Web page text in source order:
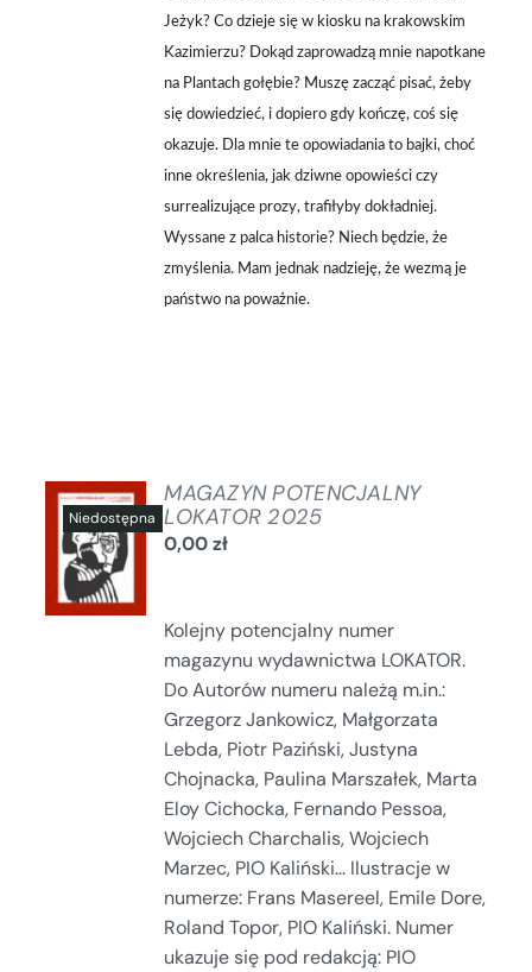
Jeżyk? Co dzieje się w kiosku na krakowskim
Kazimierzu? Dokąd zaprowadzą mnie napotkane
na Plantach gołębie? Muszę zacząć pisać, żeby
się dowiedzieć, i dopiero gdy kończę, coś się
okazuje. Dla mnie te opowiadania to bajki, choć
inne określenia, jak dziwne opowieści czy
surrealizujące prozy, trafiłyby dokładniej.
Wyssane z palca historie? Niech będzie, że
zmyślenia. Mam jednak nadzieję, że wezmą je
państwo na poważnie.
SZCZEGÓŁY
MAGAZYN POTENCJALNY
LOKATOR 2025
0,00zł
Kolejny potencjalny numer
magazynu wydawnictwa LOKATOR.
Do Autorów numeru należą m.in.:
Grzegorz Jankowicz, Małgorzata
Lebda, Piotr Paziński, Justyna
Chojnacka, Paulina Marszałek, Marta
Eloy Cichocka, Fernando Pessoa,
Wojciech Charchalis, Wojciech
Marzec, PIO Kaliński... Ilustracje w
numerze: Frans Masereel, Emile Dore,
Roland Topor, PIO Kaliński. Numer
ukazuje się pod redakcją: PIO